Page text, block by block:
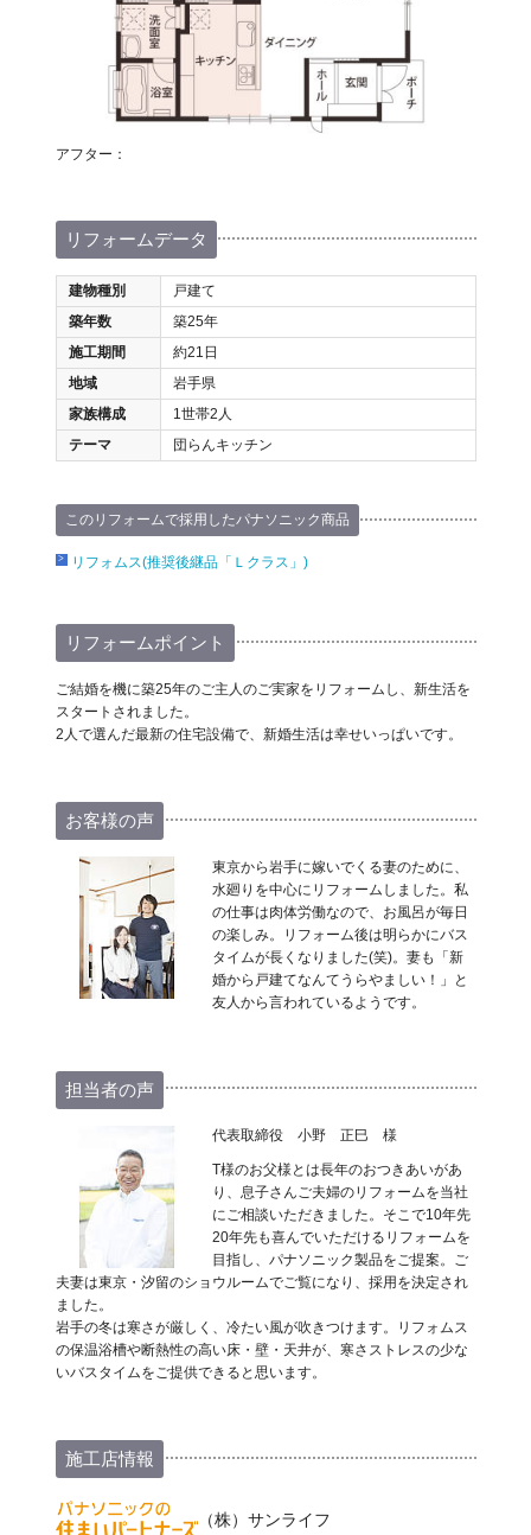
アフター：
リフォームデータ
建物種別
戸建て
築年数
築25年
施工期間
約21日
地域
岩手県
家族構成
1世帯2人
テーマ
団らんキッチン
このリフォームで採用したパナソニック商品
リフォムス(推奨後継品「Ｌクラス」)
リフォームポイント
ご結婚を機に築25年のご主人のご実家をリフォームし、新生活を
スタートされました。
2人で選んだ最新の住宅設備で、新婚生活は幸せいっぱいです。
お客様の声
東京から岩手に嫁いでくる妻のために、
水廻りを中心にリフォームしました。私
の仕事は肉体労働なので、お風呂が毎日
の楽しみ。リフォーム後は明らかにバス
タイムが長くなりました(笑)。妻も「新
婚から戸建てなんてうらやましい！」と
友人から言われているようです。
担当者の声
代表取締役 小野 正巳 様
T様のお父様とは長年のおつきあいがあ
り、息子さんご夫婦のリフォームを当社
にご相談いただきました。そこで10年先
20年先も喜んでいただけるリフォームを
目指し、パナソニック製品をご提案。ご
夫妻は東京・汐留のショウルームでご覧になり、採用を決定され
ました。
岩手の冬は寒さが厳しく、冷たい風が吹きつけます。リフォムス
の保温浴槽や断熱性の高い床・壁・天井が、寒さストレスの少な
いバスタイムをご提供できると思います。
施工店情報
（株）サンライフ